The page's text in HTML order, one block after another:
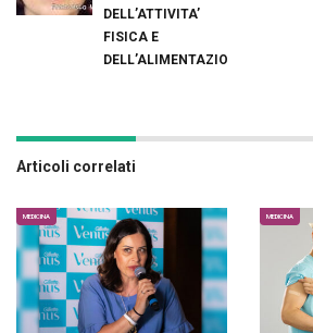
DELL’ATTIVITA’
FISICA E
DELL’ALIMENTAZIONE
Articoli correlati
MEDICINA MEDICINA